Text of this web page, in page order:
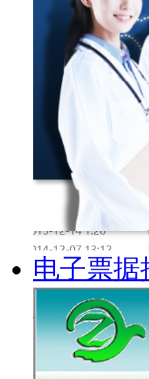
电子票据